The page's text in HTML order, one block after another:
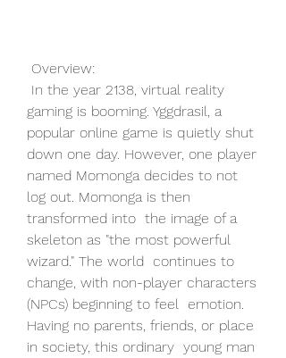
Overview:
gaming is booming. Yggdrasil, a
popular online game is quietly shut
down one day. However, one player
named Momonga decides to not
log out. Momonga is then
transformed into  the image of a
skeleton as "the most powerful
wizard." The world  continues to
change, with non-player characters
(NPCs) beginning to feel  emotion.
Having no parents, friends, or place
in society, this ordinary  young man